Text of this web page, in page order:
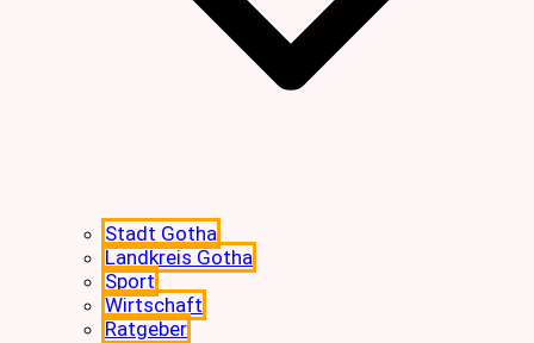
Stadt Gotha
Landkreis Gotha
Sport
Wirtschaft
Ratgeber